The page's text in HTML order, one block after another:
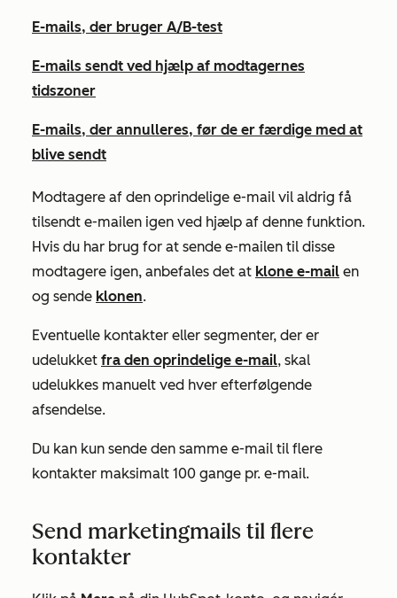
E-mails, der bruger A/B-test
E-mails sendt ved hjælp af modtagernes
tidszoner
E-mails, der annulleres, før de er færdige med at
blive sendt
Modtagere af den oprindelige e-mail vil aldrig få
tilsendt e-mailen igen ved hjælp af denne funktion.
Hvis du har brug for at sende e-mailen til disse
modtagere igen, anbefales det at klone e-mail en
og sende klonen.
Eventuelle kontakter eller segmenter, der er
udelukket fra den oprindelige e-mail, skal
udelukkes manuelt ved hver efterfølgende
afsendelse.
Du kan kun sende den samme e-mail til flere
kontakter maksimalt 100 gange pr. e-mail.
Send marketingmails til flere
kontakter